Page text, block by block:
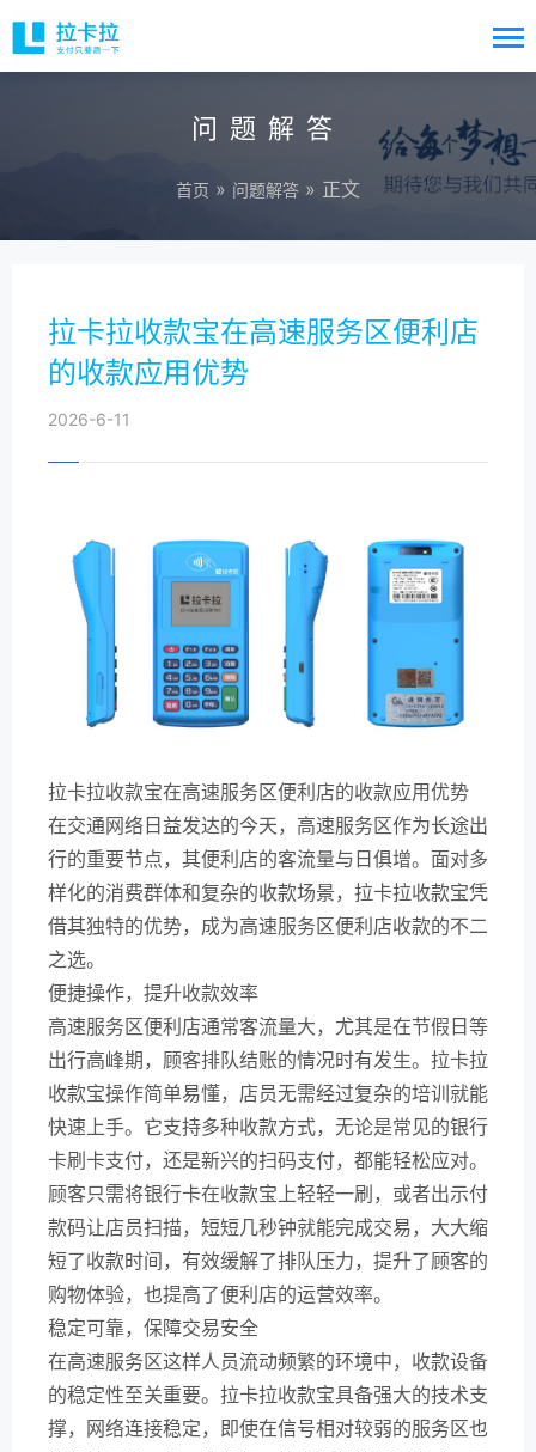
问题解答
首页 » 问题解答 » 正文
拉卡拉收款宝在高速服务区便利店
的收款应用优势
2026-6-11
拉卡拉收款宝在高速服务区便利店的收款应用优势
在交通网络日益发达的今天，高速服务区作为长途出
行的重要节点，其便利店的客流量与日俱增。面对多
样化的消费群体和复杂的收款场景，拉卡拉收款宝凭
借其独特的优势，成为高速服务区便利店收款的不二
之选。
便捷操作，提升收款效率
高速服务区便利店通常客流量大，尤其是在节假日等
出行高峰期，顾客排队结账的情况时有发生。拉卡拉
收款宝操作简单易懂，店员无需经过复杂的培训就能
快速上手。它支持多种收款方式，无论是常见的银行
卡刷卡支付，还是新兴的扫码支付，都能轻松应对。
顾客只需将银行卡在收款宝上轻轻一刷，或者出示付
款码让店员扫描，短短几秒钟就能完成交易，大大缩
短了收款时间，有效缓解了排队压力，提升了顾客的
购物体验，也提高了便利店的运营效率。
稳定可靠，保障交易安全
在高速服务区这样人员流动频繁的环境中，收款设备
的稳定性至关重要。拉卡拉收款宝具备强大的技术支
撑，网络连接稳定，即使在信号相对较弱的服务区也